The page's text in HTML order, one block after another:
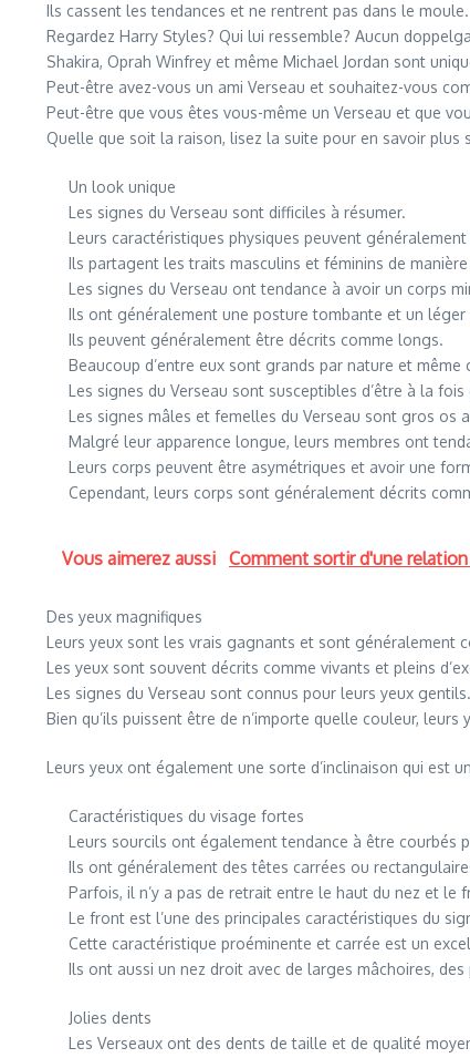
Ils cassent les tendances et ne rentrent pas dans le moule.
Regardez Harry Styles? Qui lui ressemble? Aucun
Shakira, Oprah Winfrey et même Michael Jordan sont
Peut-être avez-vous un ami Verseau et souhaitez-vous
Peut-être que vous êtes vous-même un Verseau et que
Quelle que soit la raison, lisez la suite pour en savoir plus
Un look unique
Les signes du Verseau sont difficiles à résumer.
Leurs caractéristiques physiques peuvent
Ils partagent les traits masculins et féminins de
Les signes du Verseau ont tendance à avoir un corps
Ils ont généralement une posture tombante et un
Ils peuvent généralement être décrits comme longs.
Beaucoup d’entre eux sont grands par nature et
Les signes du Verseau sont susceptibles d’être à la
Les signes mâles et femelles du Verseau sont gros os
Malgré leur apparence longue, leurs membres ont
Leurs corps peuvent être asymétriques et avoir une
Cependant, leurs corps sont généralement décrits
Vous aimerez aussi Comment sortir d'une
Des yeux magnifiques
Leurs yeux sont les vrais gagnants et sont généralement
Les yeux sont souvent décrits comme vivants et pleins
Les signes du Verseau sont connus pour leurs yeux gentils.
Bien qu’ils puissent être de n’importe quelle couleur,
Leurs yeux ont également une sorte d’inclinaison qui est
Caractéristiques du visage fortes
Leurs sourcils ont également tendance à être courbés
Ils ont généralement des têtes carrées ou
Parfois, il n’y a pas de retrait entre le haut du nez et le
Le front est l’une des principales caractéristiques du
Cette caractéristique proéminente et carrée est un
Ils ont aussi un nez droit avec de larges mâchoires,
Jolies dents
Les Verseaux ont des dents de taille et de qualité